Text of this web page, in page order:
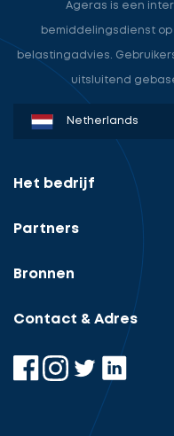
Ageras is een
bemiddelingsdienst
belastingadvies.
uitsluitend
Denmark
Sweden
Norway
Netherlands
Germany
USA
Het bedrijf
Partners
Bronnen
Contact & Adres